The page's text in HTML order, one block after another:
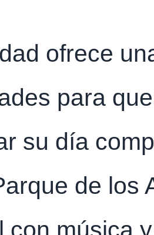
ofrece
para
su día
de los